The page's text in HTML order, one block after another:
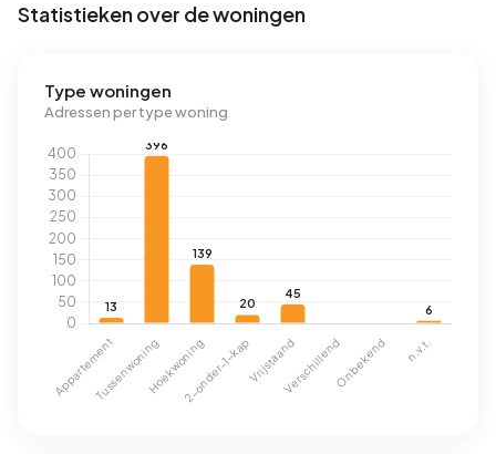
Statistieken over de woningen
Type woningen
Adressen per type woning